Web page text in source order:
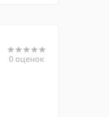
0 оценок